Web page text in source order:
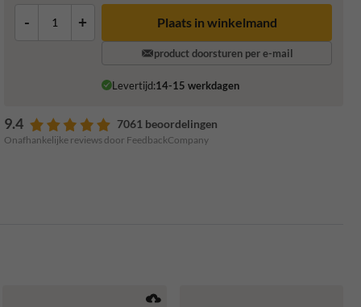
- + Plaats in winkelmand
product doorsturen per e-mail
Levertijd:14-15 werkdagen
9.4 7061 beoordelingen
Onafhankelijke reviews door FeedbackCompany